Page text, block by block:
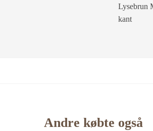
Lysebrun
kant
Andre købte også